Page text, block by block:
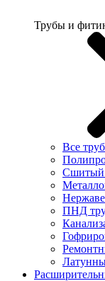
Трубы и
Все
Сшитый
ПНД